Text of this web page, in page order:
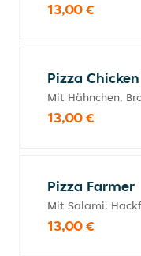
13,00 €
Pizza
Mit Hähnchen,
13,00 €
Pizza Farmer
Mit Salami,
13,00 €